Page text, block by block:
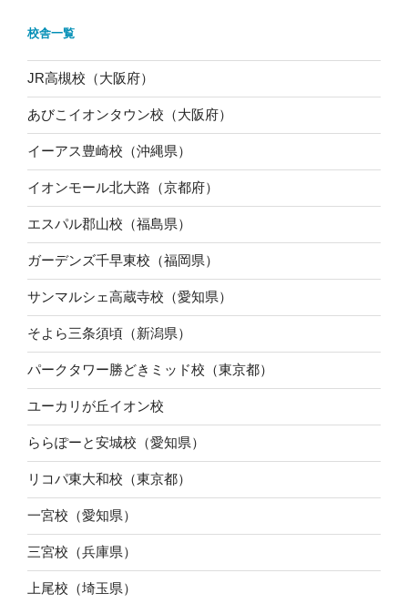
校舎一覧
JR高槻校（大阪府）
あびこイオンタウン校（大阪府）
イーアス豊崎校（沖縄県）
イオンモール北大路（京都府）
エスパル郡山校（福島県）
ガーデンズ千早東校（福岡県）
サンマルシェ高蔵寺校（愛知県）
そよら三条須頃（新潟県）
パークタワー勝どきミッド校（東京都）
ユーカリが丘イオン校
ららぽーと安城校（愛知県）
リコパ東大和校（東京都）
一宮校（愛知県）
三宮校（兵庫県）
上尾校（埼玉県）